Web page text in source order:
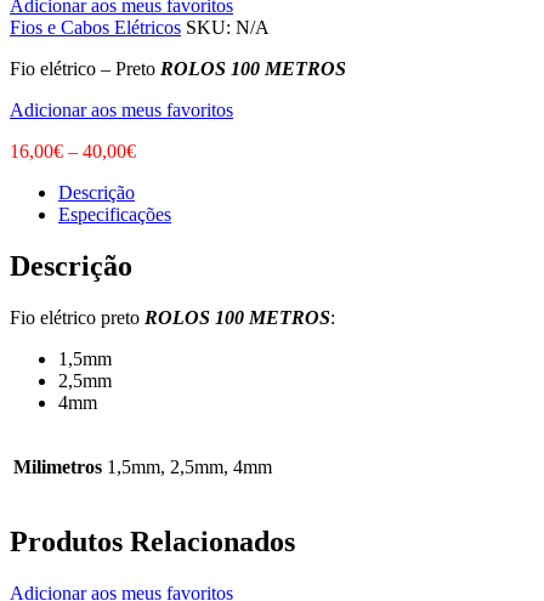
Adicionar aos meus favoritos
Fios e Cabos Elétricos SKU: N/A
Fio elétrico – Preto ROLOS 100 METROS
Adicionar aos meus favoritos
16,00€ – 40,00€
Descrição
Especificações
Descrição
Fio elétrico preto ROLOS 100 METROS:
1,5mm
2,5mm
4mm
Milimetros 1,5mm, 2,5mm, 4mm
Produtos Relacionados
Adicionar aos meus favoritos